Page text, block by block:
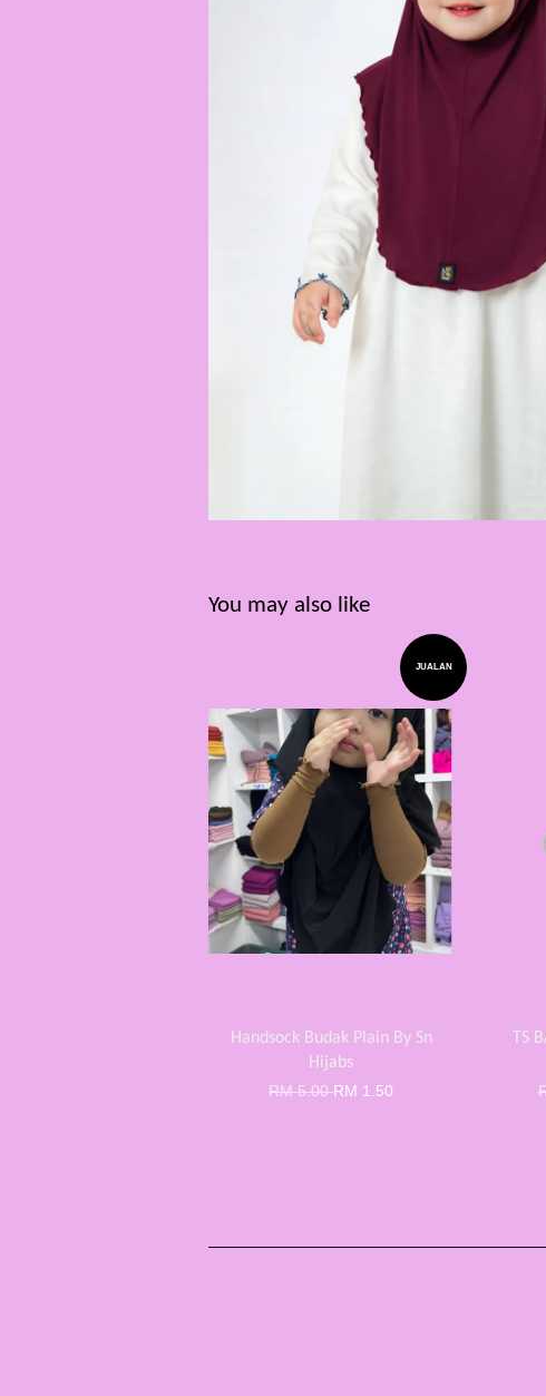
You may also like
JUALAN
Handsock Budak Plain By Sn
Hijabs
RM 5.00RM 1.50
TS